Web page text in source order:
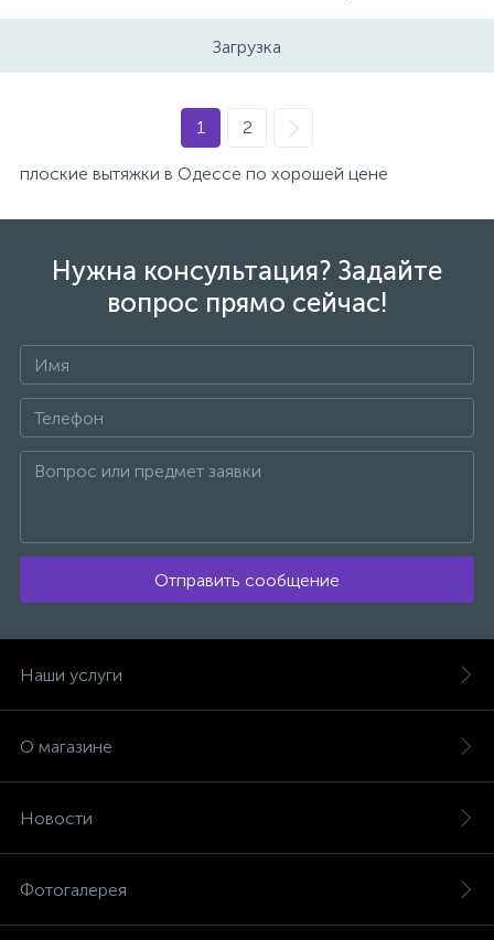
Загрузка
1 2
плоские вытяжки в Одессе по хорошей цене
Нужна консультация? Задайте
вопрос прямо сейчас!
Отправить сообщение
Наши услуги
О магазине
Новости
Фотогалерея